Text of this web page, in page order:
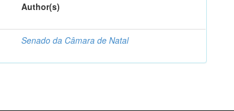
Author(s)
Senado da Câmara de Natal